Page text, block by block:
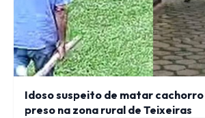
Idoso suspeito de matar cachorro
preso na zona rural de Teixeiras